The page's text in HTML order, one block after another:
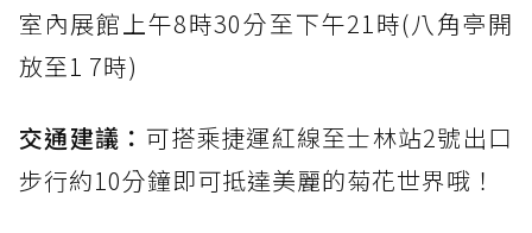
室內展館上午8時30分至下午21時(八角亭開
放至1 7時)
交通建議： 可搭乘捷運紅線至士林站2號出口
步行約10分鐘即可抵達美麗的菊花世界哦！